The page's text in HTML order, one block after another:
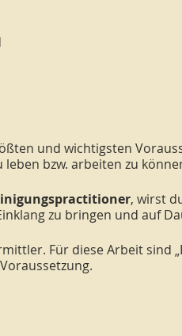
und wichtigsten
bzw. arbeiten zu
, wirst
zu bringen und auf
Für diese Arbeit sind